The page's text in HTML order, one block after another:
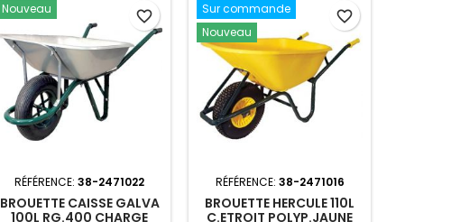
Nouveau
RÉFÉRENCE: 38-2471022
BROUETTE CAISSE GALVA
100L RG.400 CHARGE
favorite_border
Sur commande
Nouveau
RÉFÉRENCE: 38-2471016
BROUETTE HERCULE 110L
C.ETROIT POLYP.JAUNE
favorite_border